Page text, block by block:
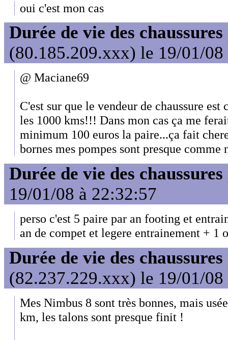
oui c'est mon cas
Durée de vie des chaussures
(80.185.209.xxx) le 19/01/08
@ Maciane69
C'est sur que le vendeur de chaussure
les 1000 kms!!! Dans mon cas ça me
minimum 100 euros la paire...ça fait
bornes mes pompes sont presque comme
Durée de vie des chaussures
19/01/08 à 22:32:57
perso c'est 5 paire par an footing et
an de compet et legere entrainement + 1
Durée de vie des chaussures
(82.237.229.xxx) le 19/01/08
Mes Nimbus 8 sont très bonnes, mais
km, les talons sont presque finit !